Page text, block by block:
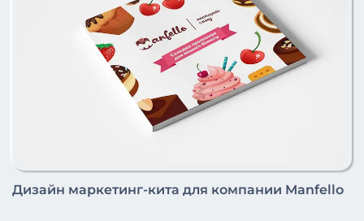
Дизайн маркетинг-кита для компании Manfello